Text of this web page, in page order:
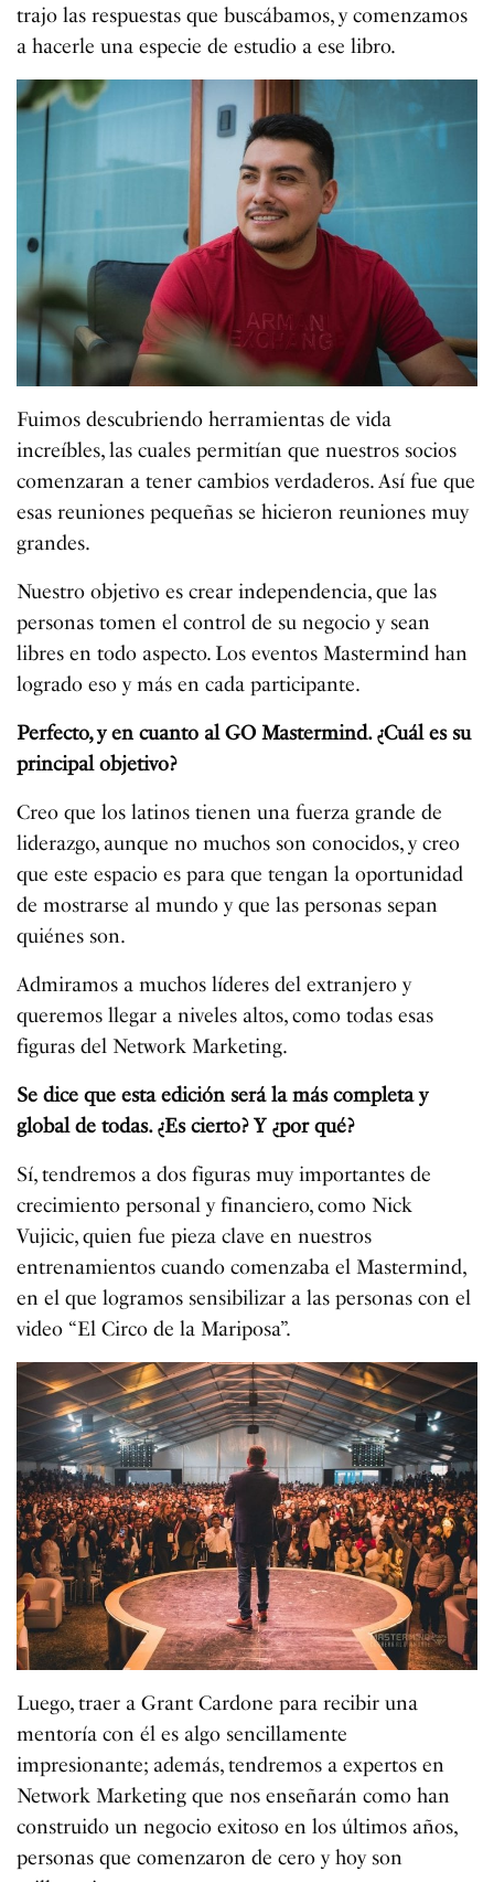
trajo las respuestas que buscábamos, y comenzamos
a hacerle una especie de estudio a ese libro.
Fuimos descubriendo herramientas de vida
increíbles, las cuales permitían que nuestros socios
comenzaran a tener cambios verdaderos. Así fue que
esas reuniones pequeñas se hicieron reuniones muy
grandes.
Nuestro objetivo es crear independencia, que las
personas tomen el control de su negocio y sean
libres en todo aspecto. Los eventos Mastermind han
logrado eso y más en cada participante.
Perfecto, y en cuanto al GO Mastermind. ¿Cuál es su
principal objetivo?
Creo que los latinos tienen una fuerza grande de
liderazgo, aunque no muchos son conocidos, y creo
que este espacio es para que tengan la oportunidad
de mostrarse al mundo y que las personas sepan
quiénes son.
Admiramos a muchos líderes del extranjero y
queremos llegar a niveles altos, como todas esas
figuras del Network Marketing.
Se dice que esta edición será la más completa y
global de todas. ¿Es cierto? Y ¿por qué?
Sí, tendremos a dos figuras muy importantes de
crecimiento personal y financiero, como Nick
Vujicic, quien fue pieza clave en nuestros
entrenamientos cuando comenzaba el Mastermind,
en el que logramos sensibilizar a las personas con el
video “El Circo de la Mariposa”.
Luego, traer a Grant Cardone para recibir una
mentoría con él es algo sencillamente
impresionante; además, tendremos a expertos en
Network Marketing que nos enseñarán como han
construido un negocio exitoso en los últimos años,
personas que comenzaron de cero y hoy son